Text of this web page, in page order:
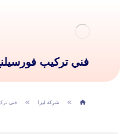
فني تركيب
شركة ليزا فني